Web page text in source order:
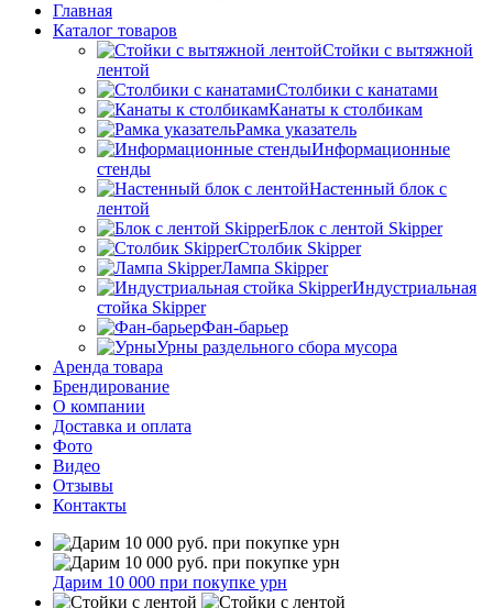
Главная
Каталог товаров
Стойки с вытяжной
лентой
Столбики с канатами
Канаты к столбикам
Рамка указатель
Информационные
стенды
Настенный блок с
лентой
Блок с лентой Skipper
Столбик Skipper
Лампа Skipper
Индустриальная
стойка Skipper
Фан-барьер
Урны раздельного сбора мусора
Аренда товара
Брендирование
О компании
Доставка и оплата
Фото
Видео
Отзывы
Контакты
Дарим 10 000 при покупке урн